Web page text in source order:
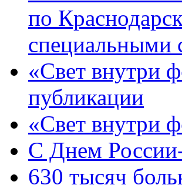
по
специальными
«Свет внутри
публикации
«Свет внутри
C Днем
630 тысяч